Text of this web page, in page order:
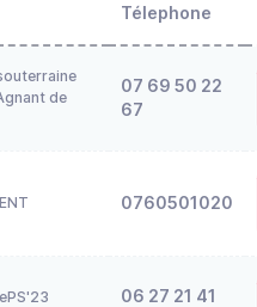
Télephone
de
07 69 50 22
67
0760501020
06 27 21 41